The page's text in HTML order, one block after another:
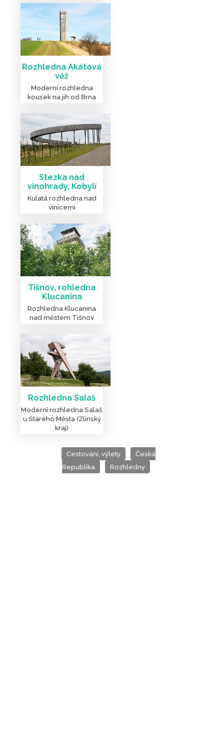
DALŠÍ ZAJÍMAVÉ
Rozhledna Akátová
věž
Moderní rozhledna
kousek na jih od Brna
Stezka nad
vinohrady, Kobylí
Kulatá rozhledna nad
vinicemi
Tišnov, rohledna
Klucanina
Rozhledna Klucanina
nad městem Tišnov
Rozhledna Salaš
Moderní rozhledna Salaš
u Starého Města (Zlínský
kraj)
Cestování, výlety
Česká
Republika
Rozhledny